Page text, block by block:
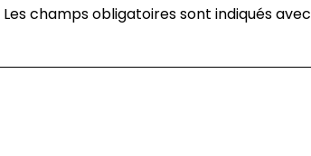
Les champs obligatoires sont indiqués avec